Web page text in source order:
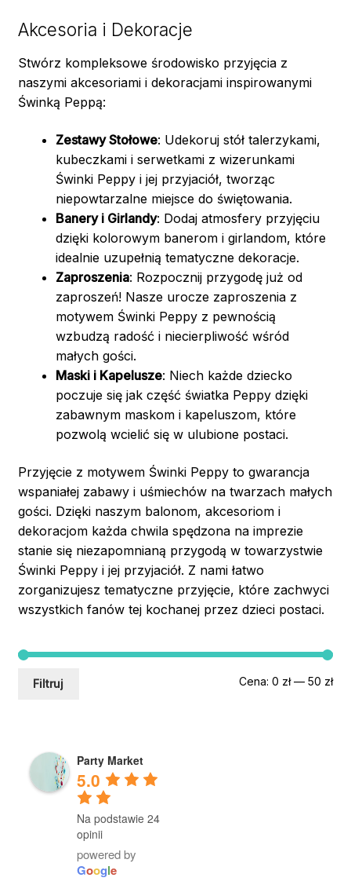
Akcesoria i Dekoracje
Stwórz kompleksowe środowisko przyjęcia z
naszymi akcesoriami i dekoracjami inspirowanymi
Świnką Peppą:
Zestawy Stołowe: Udekoruj stół talerzykami,
kubeczkami i serwetkami z wizerunkami
Świnki Peppy i jej przyjaciół, tworząc
niepowtarzalne miejsce do świętowania.
Banery i Girlandy: Dodaj atmosfery przyjęciu
dzięki kolorowym banerom i girlandom, które
idealnie uzupełnią tematyczne dekoracje.
Zaproszenia: Rozpocznij przygodę już od
zaproszeń! Nasze urocze zaproszenia z
motywem Świnki Peppy z pewnością
wzbudzą radość i niecierpliwość wśród
małych gości.
Maski i Kapelusze: Niech każde dziecko
poczuje się jak część światka Peppy dzięki
zabawnym maskom i kapeluszom, które
pozwolą wcielić się w ulubione postaci.
Przyjęcie z motywem Świnki Peppy to gwarancja
wspaniałej zabawy i uśmiechów na twarzach małych
gości. Dzięki naszym balonom, akcesoriom i
dekoracjom każda chwila spędzona na imprezie
stanie się niezapomnianą przygodą w towarzystwie
Świnki Peppy i jej przyjaciół. Z nami łatwo
zorganizujesz tematyczne przyjęcie, które zachwyci
wszystkich fanów tej kochanej przez dzieci postaci.
Filtruj Cena:0 zł—50 zł
Party Market
5.0
Na podstawie 24
opinii
powered by
Google